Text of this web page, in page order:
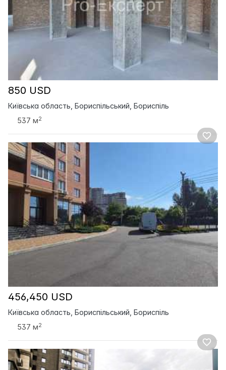
850 USD
Київська область, Бориспільський, Бориспіль
537 м2
456,450 USD
Київська область, Бориспільський, Бориспіль
537 м2